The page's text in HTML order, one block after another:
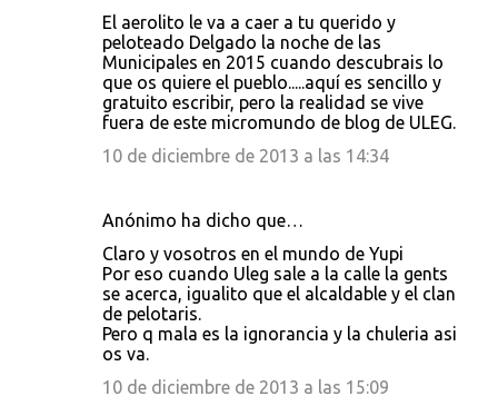
El aerolito le va a caer a tu querido y
peloteado Delgado la noche de las
Municipales en 2015 cuando descubrais lo
que os quiere el pueblo.....aquí es sencillo y
gratuito escribir, pero la realidad se vive
fuera de este micromundo de blog de ULEG.
10 de diciembre de 2013 a las 14:34
Anónimo ha dicho que…
Claro y vosotros en el mundo de Yupi
Por eso cuando Uleg sale a la calle la gents
se acerca, igualito que el alcaldable y el clan
de pelotaris.
Pero q mala es la ignorancia y la chuleria asi
os va.
10 de diciembre de 2013 a las 15:09